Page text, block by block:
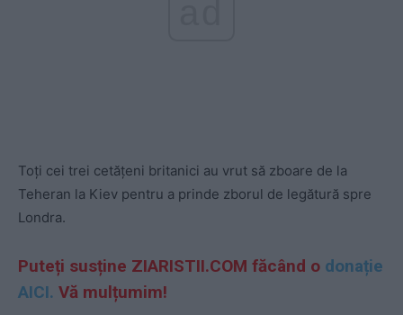
Toți cei trei cetățeni britanici au vrut să zboare de la
Teheran la Kiev pentru a prinde zborul de legătură spre
Londra.
Puteți susține ZIARISTII.COM făcând o donație
AICI. Vă mulțumim!